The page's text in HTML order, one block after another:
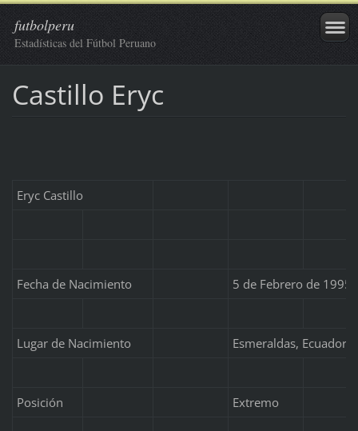
futbolperu
Estadísticas del Fútbol Peruano
Castillo Eryc
Eryc Castillo
Fecha de Nacimiento 5 de Febrero de 1995
Lugar de Nacimiento Esmeraldas, Ecuador
Posición Extremo